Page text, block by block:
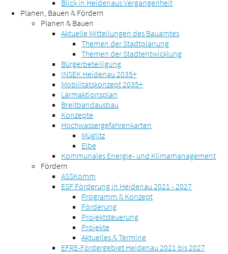
Blick in Heidenaus Vergangenheit
Planen, Bauen & Fördern
Planen & Bauen
Aktuelle Mitteilungen des Bauamtes
Themen der Stadtplanung
Themen der Stadtentwicklung
Bürgerbeteiligung
INSEK Heidenau 2035+
Mobilitätskonzept 2035+
Lärmaktionsplan
Breitbandausbau
Konzepte
Hochwassergefahrenkarten
Müglitz
Elbe
Kommunales Energie- und Klimamanagement
Fördern
ASSKomm
ESF Förderung in Heidenau 2021 - 2027
Programm & Konzept
Förderung
Projektsteuerung
Projekte
Aktuelles & Termine
EFRE-Fördergebiet Heidenau 2021 bis 2027